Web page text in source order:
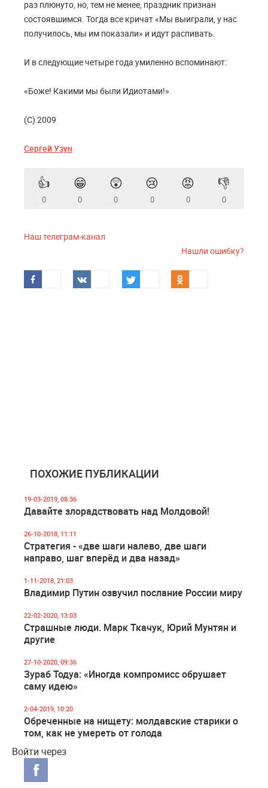
раз плюнуто, но, тем не менее, праздник признан
состоявшимся. Тогда все кричат «Мы выиграли, у нас
получилось, мы им показали» и идут распивать.
И в следующие четыре года умиленно вспоминают:
«Боже! Какими мы были Идиотами!»
(С) 2009
Сергей Узун
👍
0
😁
0
😲
0
😢
0
😡
0
👎
0
Наш телеграм-канал
Нашли ошибку?
ПОХОЖИЕ ПУБЛИКАЦИИ
19-03-2019, 08:36
Давайте злорадствовать над Молдовой!
26-10-2018, 11:11
Стратегия - «две шаги налево, две шаги
направо, шаг вперёд и два назад»
1-11-2018, 21:03
Владимир Путин озвучил послание России миру
22-02-2020, 13:03
Страшные люди. Марк Ткачук, Юрий Мунтян и
другие
27-10-2020, 09:36
Зураб Тодуа: «Иногда компромисс обрушает
саму идею»
2-04-2019, 10:20
Обреченные на нищету: молдавские старики о
том, как не умереть от голода
Войти через